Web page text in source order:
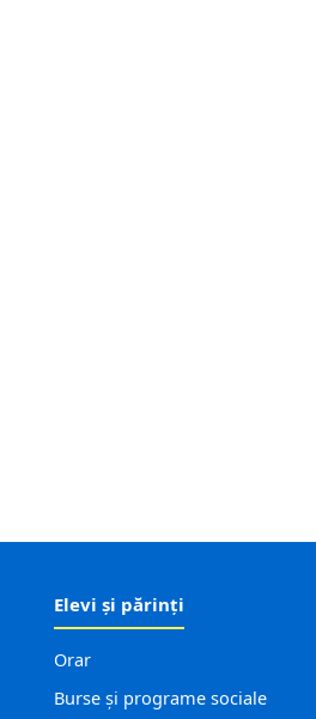
Elevi și părinți
Orar
Burse și programe sociale